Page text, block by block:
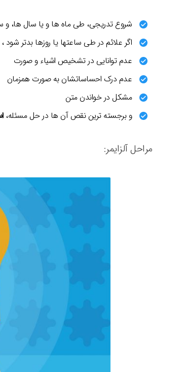
شروع تدریجی، طی ماه ها و یا سال ها، و
اگر علائم در طی ساعتها یا روزها بدتر
عدم توانایی در تشخیص اشیاء و صورت
عدم درک احساساتشان به صورت همزمان
مشکل در خواندن متن
و برجسته ترین نقص آن ها در حل مسئله،
مراحل آلزایمر: